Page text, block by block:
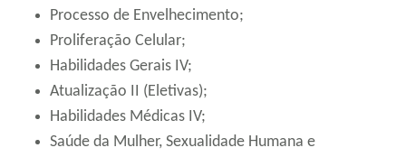
Processo de Envelhecimento;
Proliferação Celular;
Habilidades Gerais IV;
Atualização II (Eletivas);
Habilidades Médicas IV;
Saúde da Mulher, Sexualidade Humana e